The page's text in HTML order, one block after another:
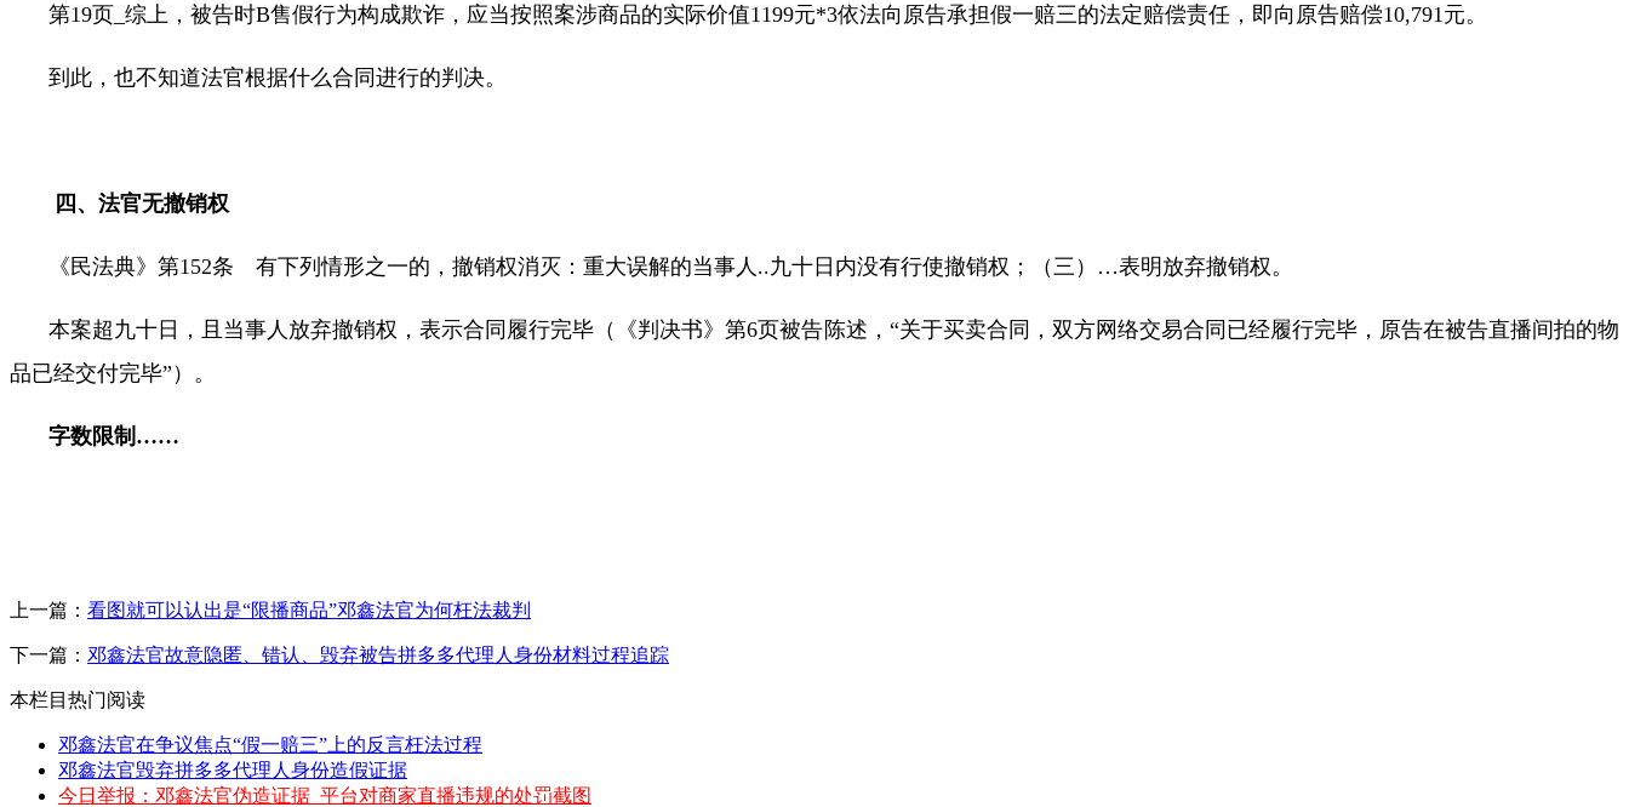
第19页 综上，被告时B售假行为构成欺诈，应当按照案涉商品的实际价值1199元*3依法向原告承担假一赔三的法定赔偿责任，即向原告赔偿10,791 元。
到此，也不知道法官根据什么合同进行的判决。
四、法官无撤销权
《民法典》第152条 有下列情形之一的，撤销权消灭：重大误解的当事人 ..九十日内没有行使撤销权；（三） …表明放弃撤销权。
本案超九十日，且当事人放弃撤销权，表示合同履行完毕（《判决书》第6页被告陈述，“关于买卖合同，双方网络交易合同已经履行完毕，原告在被告直播间拍的物
品已经交付完毕”）。
字数限制 ……
上一篇： 看图就可以认出是“限播商品”邓鑫法官为何枉法裁判
下一篇： 邓鑫法官故意隐匿、错认、毁弃被告拼多多代理人身份材料过程追踪
本栏目热门阅读
邓鑫法官在争议焦点“假一赔三”上的反言枉法过程
邓鑫法官毁弃拼多多代理人身份造假证据
今日举报：邓鑫法官伪造证据_平台对商家直播违规的处罚截图